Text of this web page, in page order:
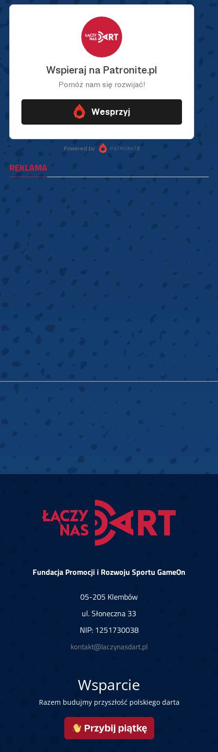
REKLAMA
Fundacja Promocji i Rozwoju Sportu GameOn
05-205 Klembów
ul. Słoneczna 33
NIP: 1251730038
kontakt@laczynasdart.pl
Wsparcie
Razem budujmy przyszłość polskiego darta